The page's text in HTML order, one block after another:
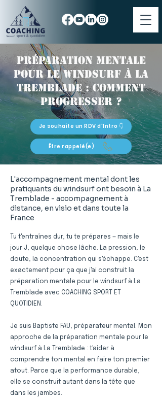
Préparation mentale
pour le windsurf à La
Tremblade : comment
progresser ?
Je souhaite un RDV d'Intro 👇
Être rappelé(e)
L'accompagnement mental dont les
pratiquants du windsurf ont besoin à La
Tremblade - accompagnement à
distance, en visio et dans toute la
France
Tu t'entraînes dur, tu te prépares — mais le
jour J, quelque chose lâche. La pression, le
doute, la concentration qui s'échappe. C'est
exactement pour ça que j'ai construit la
préparation mentale pour le windsurf à La
Tremblade avec COACHING SPORT ET
QUOTIDIEN.
Je suis Baptiste FAU, préparateur mental. Mon
approche de la préparation mentale pour le
windsurf à La Tremblade : t'aider à
comprendre ton mental en faire ton premier
atout. Parce que la performance durable,
elle se construit autant dans la tête que
dans les jambes.